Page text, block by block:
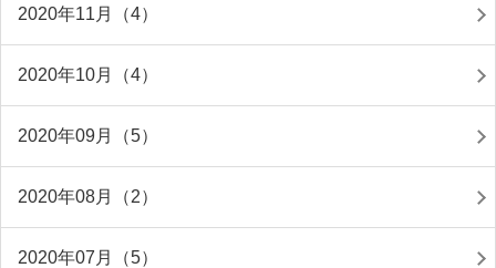
2020年11月（4）
2020年10月（4）
2020年09月（5）
2020年08月（2）
2020年07月（5）